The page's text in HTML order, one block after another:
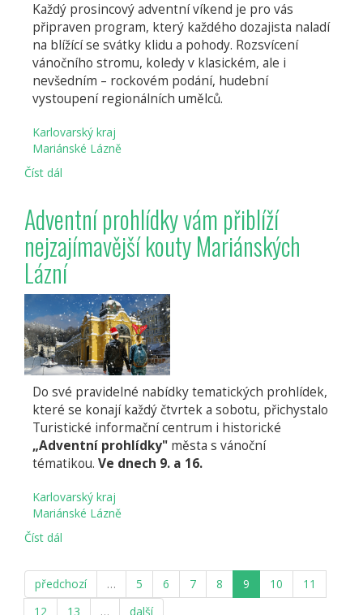
Každý prosincový adventní víkend je pro vás
připraven program, který každého dozajista naladí
na blížící se svátky klidu a pohody. Rozsvícení
vánočního stromu, koledy v klasickém, ale i
nevšedním – rockovém podání, hudební
vystoupení regionálních umělců.
Karlovarský kraj
Mariánské Lázně
Číst dál
2023
Adventní prohlídky vám přiblíží
nejzajímavější kouty Mariánských
Lázní
Do své pravidelné nabídky tematických prohlídek,
které se konají každý čtvrtek a sobotu, přichystalo
Turistické informační centrum i historické
„Adventní prohlídky" města s vánoční
tématikou. Ve dnech 9. a 16.
Karlovarský kraj
Mariánské Lázně
Číst dál
vám
přiblíží
nejzajímavější
předchozí … 5 6 7 8 9 10
11
12
13 … další